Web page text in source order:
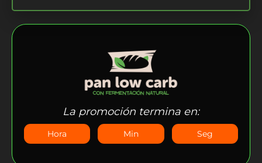
La promoción termina en:
Hora Min Seg